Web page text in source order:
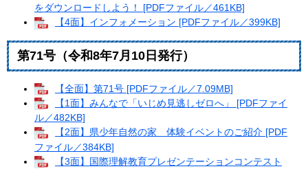
をダウンロードしよう！ [PDFファイル／461KB]
【4面】インフォメーション [PDFファイル／399KB]
第71号（令和8年7月10日発行）​
【全面】第71号 [PDFファイル／7.09MB]
【1面】みんなで「いじめ見逃しゼロへ」 [PDFファイ
ル／482KB]
【2面】県少年自然の家 体験イベントのご紹介 [PDF
ファイル／384KB]
【3面】国際理解教育プレゼンテーションコンテスト